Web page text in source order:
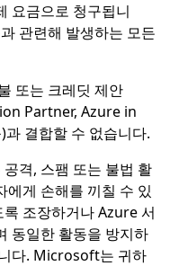
요금으로 청구됩니
관련해 발생하는 모든
또는 크레딧 제안
Partner, Azure in
결합할 수 없습니다.
격, 스팸 또는 불법 활
게 손해를 끼칠 수 있
조장하거나 Azure 서
동일한 활동을 방지하
다. Microsoft는 귀하